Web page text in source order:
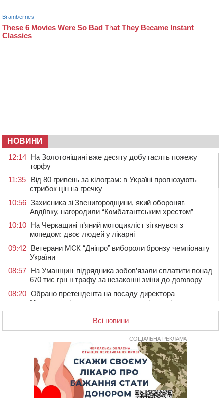
НОВИНИ
12:14 На Золотоніщині вже десяту добу гасять пожежу
торфу
11:35
Від 80 гривень за кілограм: в Україні прогнозують
стрибок цін на гречку
10:56 Захисника зі Звенигородщини, який обороняв
Авдіївку, нагородили “Комбатантським хрестом”
10:10 На Черкащині п’яний мотоцикліст зіткнувся з
мопедом: двоє людей у лікарні
09:42 Ветерани МСК “Дніпро” вибороли бронзу чемпіонату
України
08:57 На Уманщині підрядника зобов’язали сплатити понад
670 тис грн штрафу за незаконні зміни до договору
08:20 Обрано претендента на посаду директора
Мокрокалигірського психоневрологічного інтернату
Уманські міграційники видворили з країни грузина,
який відсидів термін у колонії
Наступні два дні на Черкащині прогнозують пік
африканського “пекла”
Проєкт просторового розвитку Корсунь-
Шевченківської громади рекомендували до
погодження
Всі новини
СОЦІАЛЬНА РЕКЛАМА